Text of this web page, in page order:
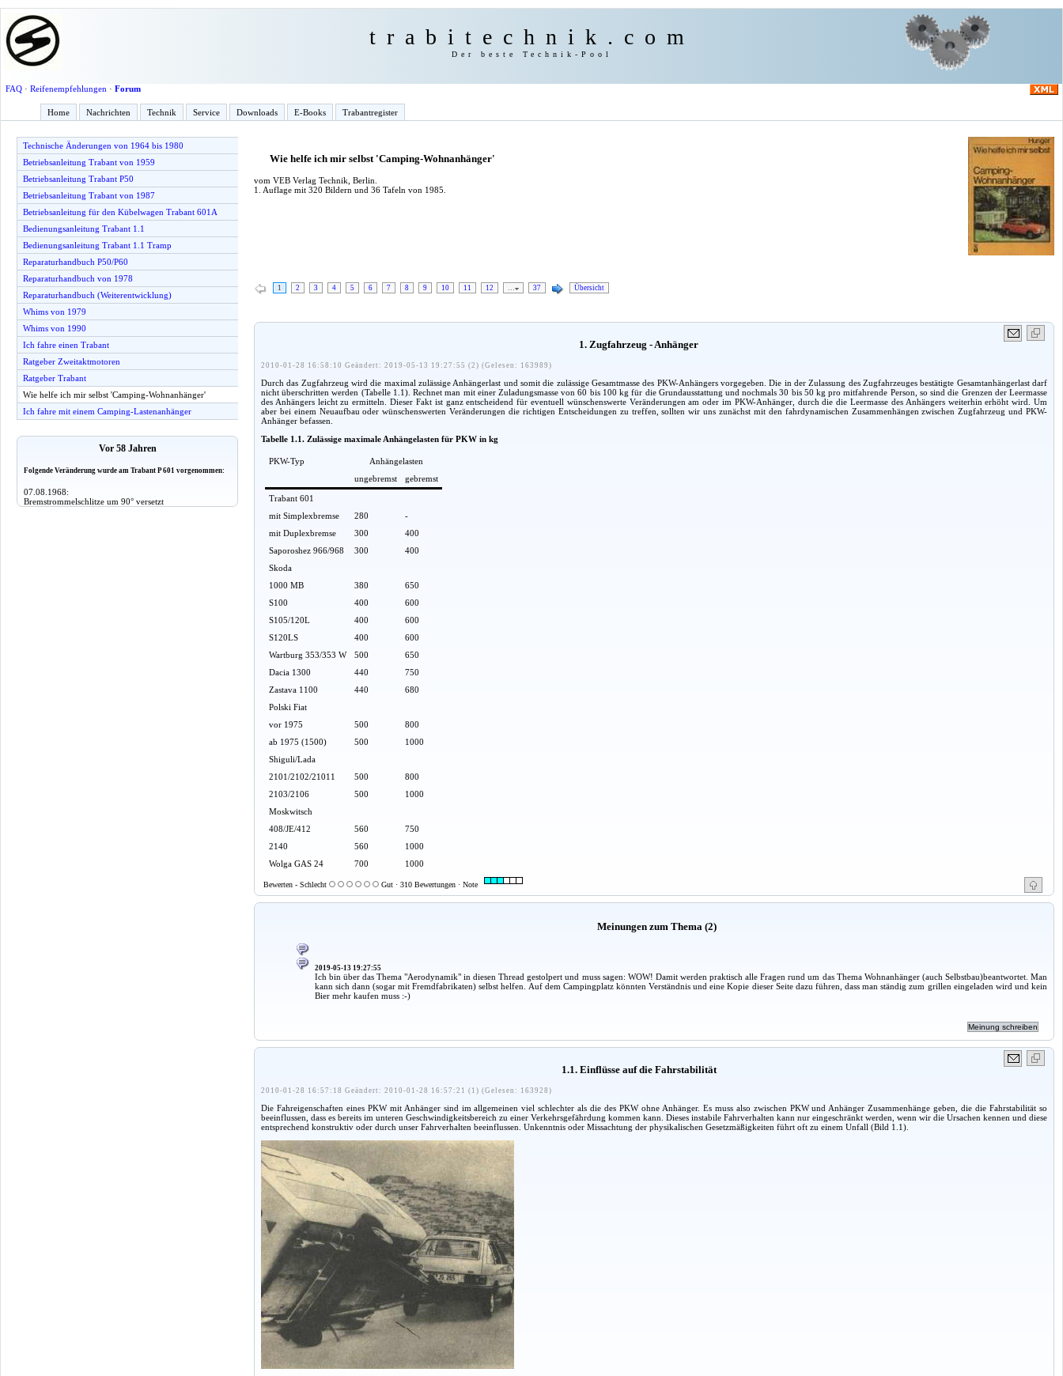
trabitechnik.com
Der beste Technik-Pool
FAQ· Reifenempfehlungen · Forum
Home Nachrichten Technik Service Downloads E-Books Trabantregister
Technische Änderungen von 1964 bis 1980
Betriebsanleitung Trabant von 1959
Betriebsanleitung Trabant P50
Betriebsanleitung Trabant von 1987
Betriebsanleitung für den Kübelwagen Trabant 601A
Bedienungsanleitung Trabant 1.1
Bedienungsanleitung Trabant 1.1 Tramp
Reparaturhandbuch P50/P60
Reparaturhandbuch von 1978
Reparaturhandbuch (Weiterentwicklung)
Whims von 1979
Whims von 1990
Ich fahre einen Trabant
Ratgeber Zweitaktmotoren
Ratgeber Trabant
Wie helfe ich mir selbst 'Camping-Wohnanhänger'
Ich fahre mit einem Camping-Lastenanhänger
Vor 58 Jahren
Folgende Veränderung wurde am Trabant P 601 vorgenommen:
07.08.1968:
Bremstrommelschlitze um 90° versetzt
Wie helfe ich mir selbst 'Camping-Wohnanhänger'
vom VEB Verlag Technik, Berlin.
1. Auflage mit 320 Bildern und 36 Tafeln von 1985.
1 2 3 4 5 6 7 8 9 10 11 12 … 37 Übersicht
1. Zugfahrzeug - Anhänger
2010-01-28 16:58:10 Geändert: 2019-05-13 19:27:55 (2) (Gelesen: 163989)
Durch das Zugfahrzeug wird die maximal zulässige Anhängerlast und somit die zulässige Gesamtmasse des PKW-Anhängers vorgegeben. Die in der Zulassung des Zugfahrzeuges bestätigte Gesamtanhängerlast darf
nicht überschritten werden (Tabelle 1.1). Rechnet man mit einer Zuladungsmasse von 60 bis 100 kg für die Grundausstattung und nochmals 30 bis 50 kg pro mitfahrende Person, so sind die Grenzen der Leermasse
des Anhängers leicht zu ermitteln. Dieser Fakt ist ganz entscheidend für eventuell wünschenswerte Veränderungen am oder im PKW-Anhänger, durch die die Leermasse des Anhängers weiterhin erhöht wird. Um
aber bei einem Neuaufbau oder wünschenswerten Veränderungen die richtigen Entscheidungen zu treffen, sollten wir uns zunächst mit den fahrdynamischen Zusammenhängen zwischen Zugfahrzeug und PKW-
Anhänger befassen.
Tabelle 1.1. Zulässige maximale Anhängelasten für PKW in kg
PKW-Typ
Anhängelasten
ungebremst
gebremst
Trabant 601
mit Simplexbremse
280
-
mit Duplexbremse
300
400
Saporoshez 966/968
300
400
Skoda
1000 MB
380
650
S100
400
600
S105/120L
400
600
S120LS
400
600
Wartburg 353/353 W
500
650
Dacia 1300
440
750
Zastava 1100
440
680
Polski Fiat
vor 1975
500
800
ab 1975 (1500)
500
1000
Shiguli/Lada
2101/2102/21011
500
800
2103/2106
500
1000
Moskwitsch
408/JE/412
560
750
2140
560
1000
Wolga GAS 24
700 1000
Bewerten - Schlecht Gut · 310 Bewertungen · Note
Meinungen zum Thema (2)
2019-05-13 19:27:55
Ich bin über das Thema "Aerodynamik" in diesen Thread gestolpert und muss sagen: WOW! Damit werden praktisch alle Fragen rund um das Thema Wohnanhänger (auch Selbstbau)beantwortet. Man
kann sich dann (sogar mit Fremdfabrikaten) selbst helfen. Auf dem Campingplatz könnten Verständnis und eine Kopie dieser Seite dazu führen, dass man ständig zum grillen eingeladen wird und kein
Bier mehr kaufen muss :-)
1.1. Einflüsse auf die Fahrstabilität
2010-01-28 16:57:18 Geändert: 2010-01-28 16:57:21 (1) (Gelesen: 163928)
Die Fahreigenschaften eines PKW mit Anhänger sind im allgemeinen viel schlechter als die des PKW ohne Anhänger. Es muss also zwischen PKW und Anhänger Zusammenhänge geben, die die Fahrstabilität so
beeinflussen, dass es bereits im unteren Geschwindigkeitsbereich zu einer Verkehrsgefährdung kommen kann. Dieses instabile Fahrverhalten kann nur eingeschränkt werden, wenn wir die Ursachen kennen und diese
entsprechend konstruktiv oder durch unser Fahrverhalten beeinflussen. Unkenntnis oder Missachtung der physikalischen Gesetzmäßigkeiten führt oft zu einem Unfall (Bild 1.1).